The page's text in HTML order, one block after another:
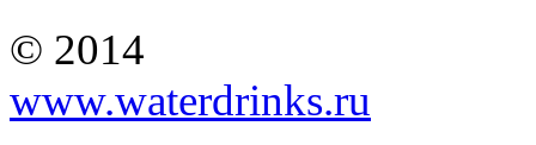
© 2014
www.waterdrinks.ru